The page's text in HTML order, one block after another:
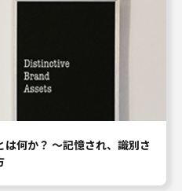
何か？ ～記憶され、識別さ